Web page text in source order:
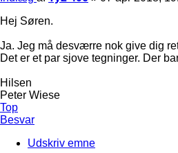
Hej Søren.
Ja. Jeg må desværre nok give dig
Det er et par sjove tegninger. Der
Hilsen
Peter Wiese
Top
Besvar
Udskriv emne